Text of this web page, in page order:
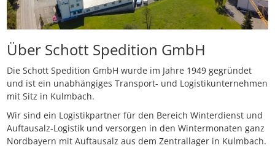
Über Schott Spedition GmbH
Die Schott Spedition GmbH wurde im Jahre 1949 gegründet
und ist ein unabhängiges Transport- und Logistikunternehmen
mit Sitz in Kulmbach.
Wir sind ein Logistikpartner für den Bereich Winterdienst und
Auftausalz-Logistik und versorgen in den Wintermonaten ganz
Nordbayern mit Auftausalz aus dem Zentrallager in Kulmbach.